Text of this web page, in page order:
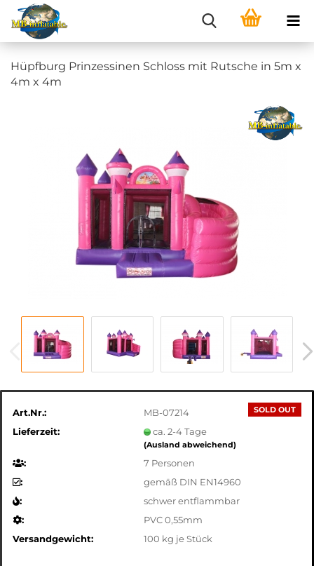
Hüpfburg Prinzessinen Schloss mit Rutsche in 5m x
4m x 4m
SOLD OUT
Art.Nr.:
MB-07214
Lieferzeit:
ca. 2-4 Tage
(Ausland abweichend)
:
7 Personen
:
gemäß DIN EN14960
:
schwer entflammbar
:
PVC 0,55mm
Versandgewicht:
100 kg je Stück